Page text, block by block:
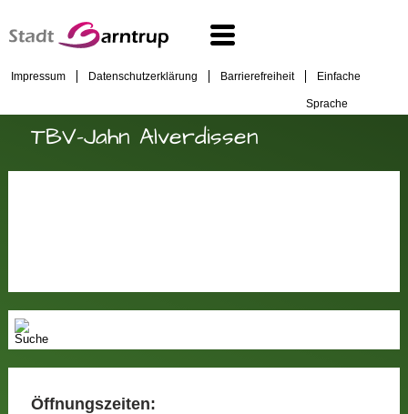
Impressum Datenschutzerklärung Barrierefreiheit Einfache
Sprache
TBV-Jahn Alverdissen
Öffnungszeiten: